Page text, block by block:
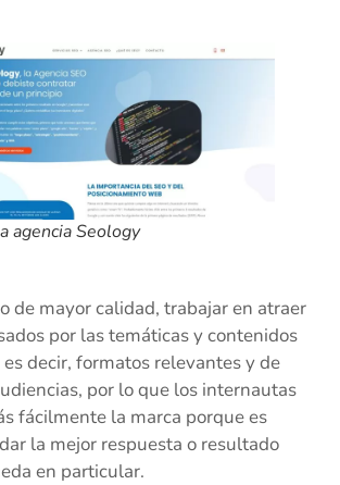
agencia Seology
de mayor calidad, trabajar en atraer
por las temáticas y contenidos
decir, formatos relevantes y de
por lo que los internautas
fácilmente la marca porque es
la mejor respuesta o resultado
en particular.